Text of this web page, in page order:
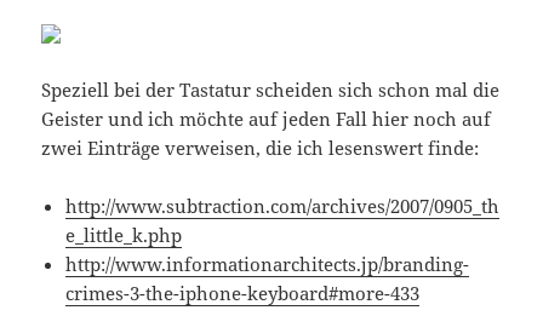
Speziell bei der Tastatur scheiden sich schon mal die
Geister und ich möchte auf jeden Fall hier noch auf
zwei Einträge verweisen, die ich lesenswert finde:
http://www.subtraction.com/archives/2007/0905_th
e_little_k.php
http://www.informationarchitects.jp/branding-
crimes-3-the-iphone-keyboard#more-433